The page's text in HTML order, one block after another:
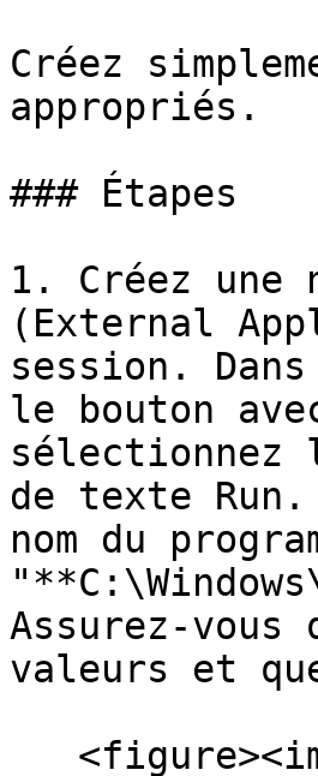
Créez
appropriés.
### Étapes
1. Créez une
(External
session.
le bouton
de texte
nom du
Assurez-vous
valeurs et